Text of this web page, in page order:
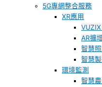
5G專網整合服務
XR應用
AR擴
智慧
智慧
環境監測
智慧